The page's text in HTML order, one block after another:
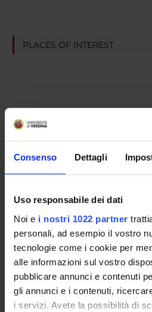
Consenso Dettagli
Uso responsabile dei dati
Noi e i nostri 1022 partner
personali, ad esempio il vostro
tecnologie come i cookie per
alle informazioni sul vostro
pubblicare annunci e contenuti
gli annunci e i contenuti,
i servizi. Avete la possibilità di
PLACES OF INTEREST